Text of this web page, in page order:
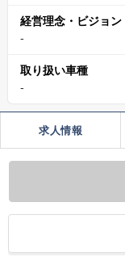
経営理念・ビジョン
-
取り扱い車種
-
求人情報